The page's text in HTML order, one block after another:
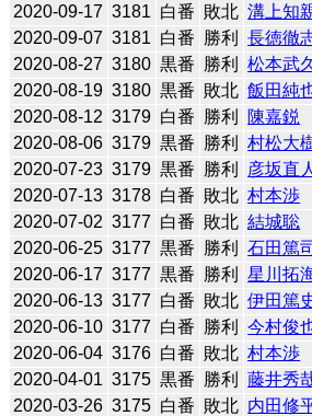
2020-09-17 3181 白番 敗北 溝上知
2020-09-07 3181 白番 勝利 長徳徹
2020-08-27 3180 黒番 勝利 松本武久
2020-08-19 3180 黒番 敗北 飯田純
2020-08-12 3179 白番 勝利 陳嘉鋭
2020-08-06 3179 黒番 勝利 村松大
2020-07-23 3179 黒番 勝利 彦坂直人
2020-07-13 3178 白番 敗北 村本渉
2020-07-02 3177 白番 敗北 結城聡
2020-06-25 3177 黒番 勝利 石田篤司
2020-06-17 3177 黒番 勝利 星川拓
2020-06-13 3177 白番 敗北 伊田篤
2020-06-10 3177 白番 勝利 今村俊
2020-06-04 3176 白番 敗北 村本渉
2020-04-01 3175 黒番 勝利 藤井秀
2020-03-26 3175 白番 敗北 内田修